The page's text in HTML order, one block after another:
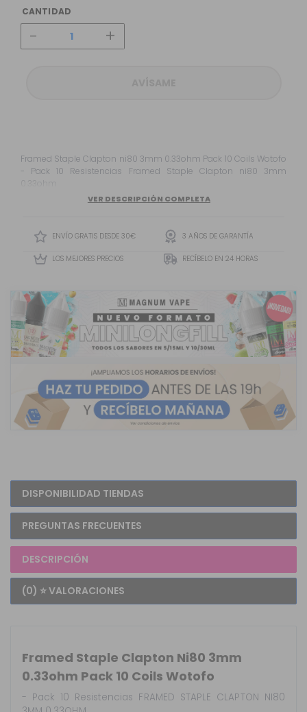
CANTIDAD
- +
Framed Staple Clapton ni80 3mm 0.33ohm Pack 10 Coils Wotofo
- Pack 10 Resistencias Framed Staple Clapton ni80 3mm
VER DESCRIPCIÓN COMPLETA
ENVÍO GRATIS DESDE 30€ 3 AÑOS DE GARANTÍA
LOS MEJORES PRECIOS RECÍBELO EN 24 HORAS
DISPONIBILIDAD TIENDAS
PREGUNTAS FRECUENTES
DESCRIPCIÓN
(0) ⭐ VALORACIONES
Framed Staple Clapton Ni80 3mm
0.33ohm Pack 10 Coils Wotofo
- Pack 10 Resistencias FRAMED STAPLE CLAPTON NI80